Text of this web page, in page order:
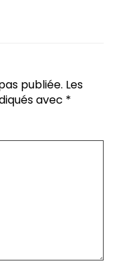
publiée. Les
avec *